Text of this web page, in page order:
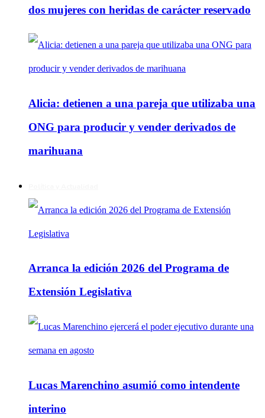
dos mujeres con heridas de carácter reservado
Alicia: detienen a una pareja que utilizaba una
ONG para producir y vender derivados de
marihuana
Arranca la edición 2026 del Programa de
Extensión Legislativa
Lucas Marenchino asumió como intendente
interino